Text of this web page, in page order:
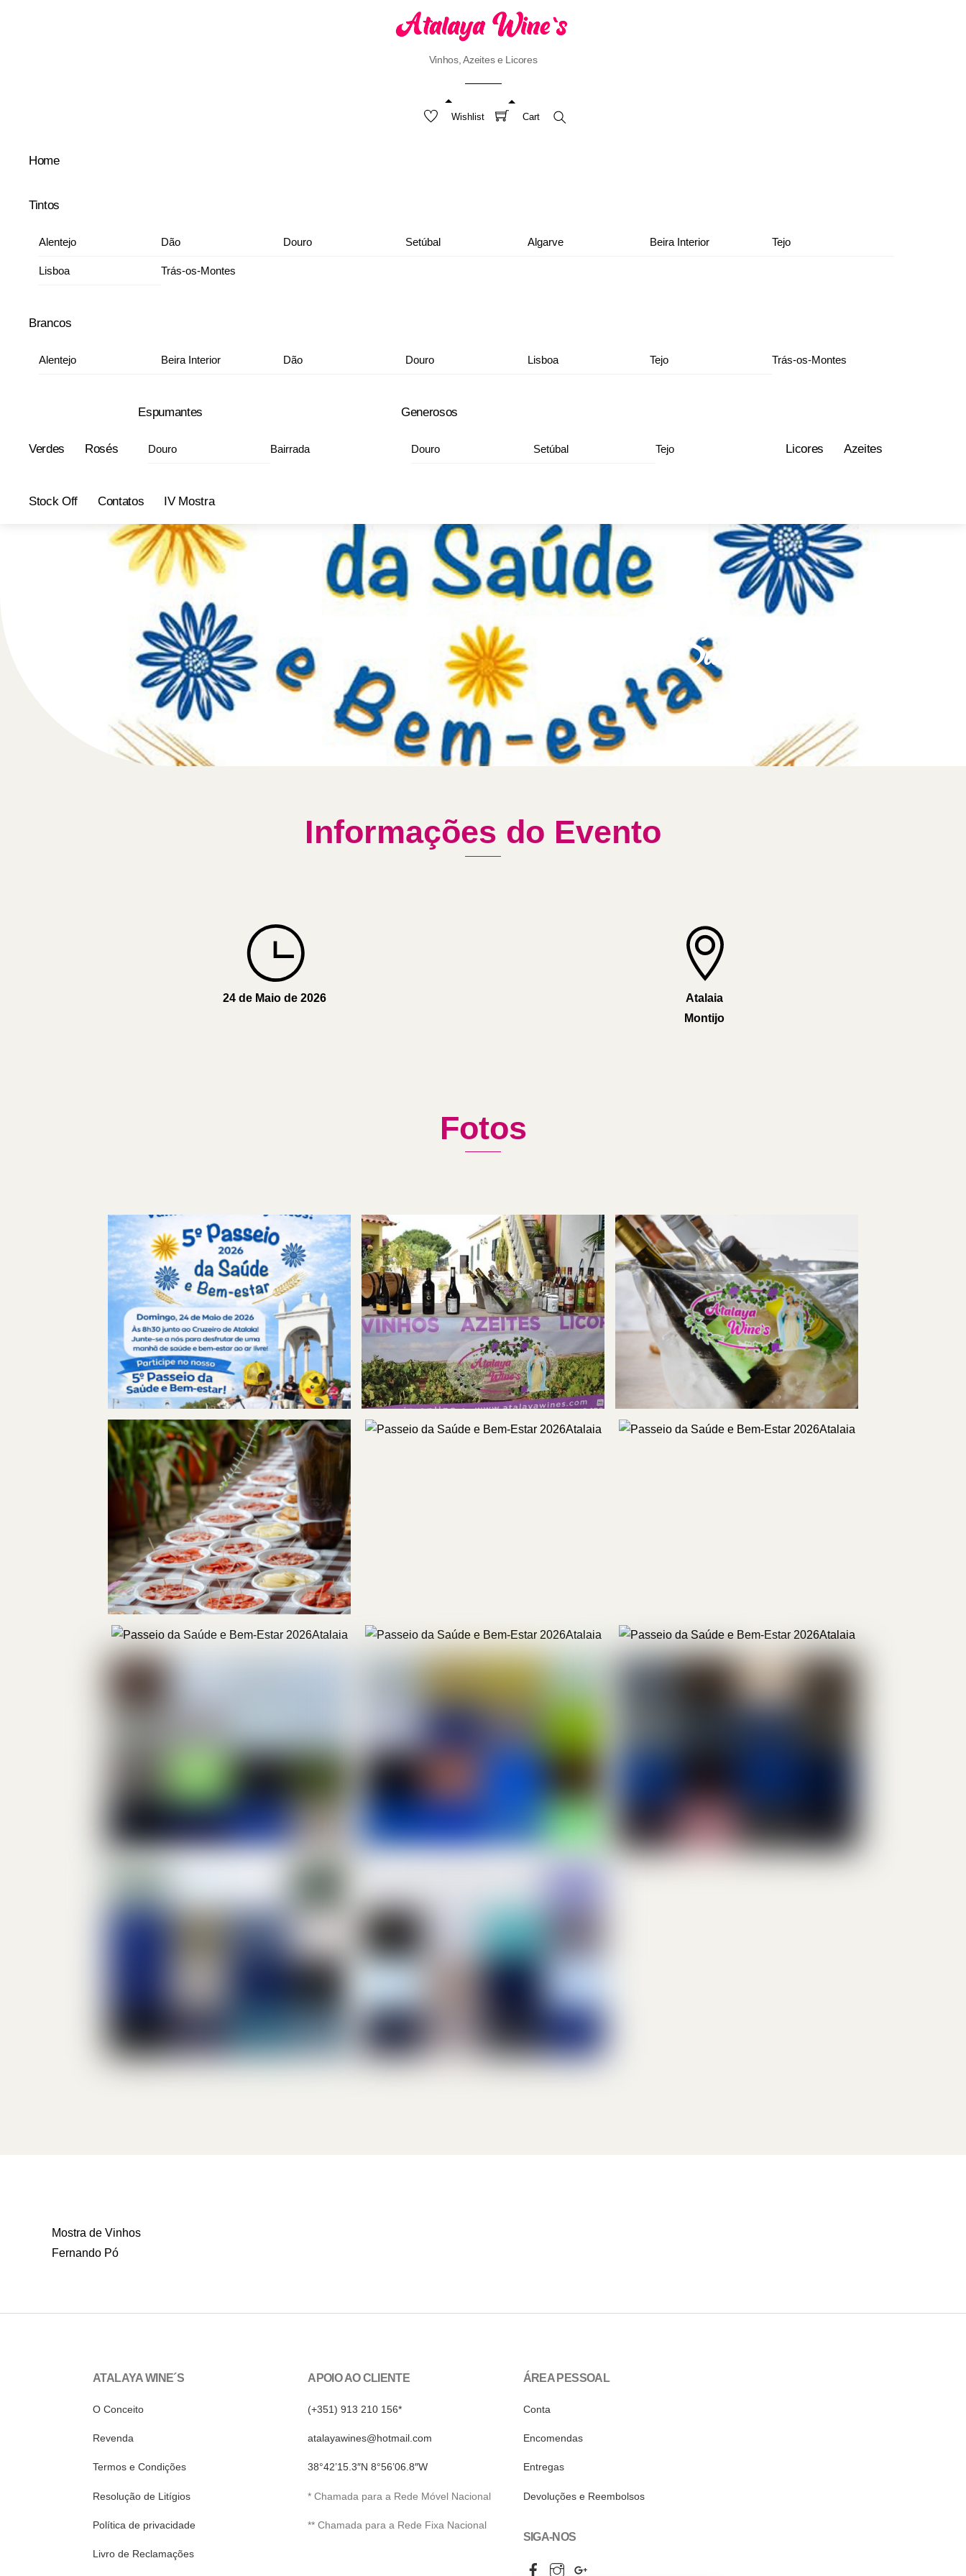
Vinhos, Azeites e Licores
Wishlist Cart
Home
Tintos
Alentejo Dão Douro Setúbal Algarve Beira Interior Tejo
Lisboa Trás-os-Montes
Brancos
Alentejo Beira Interior Dão Douro Lisboa Tejo Trás-os-Montes
Verdes Rosés
Espumantes
Douro Bairrada
Generosos
Douro Setúbal Tejo Licores Azeites
Stock Off Contatos IV Mostra
Passeio da Saúde e Bem-Estar
Informações do Evento
icon
Label
24 de Maio de 2026
Icon
label
Atalaia
Montijo
Fotos
Mostra de Vinhos
Fernando Pó
ATALAYA WINE´S
O Conceito
Revenda
Termos e Condições
Resolução de Litígios
Política de privacidade
Livro de Reclamações
APOIO AO CLIENTE
(+351) 913 210 156*
atalayawines@hotmail.com
38°42’15.3″N 8°56’06.8″W
* Chamada para a Rede Móvel Nacional
** Chamada para a Rede Fixa Nacional
ÁREA PESSOAL
Conta
Encomendas
Entregas
Devoluções e Reembolsos
SIGA-NOS
FacebookInstagram